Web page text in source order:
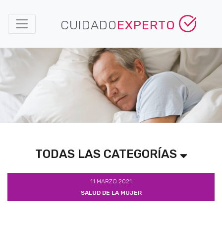
CUIDADOEXPERTO
TODAS LAS CATEGORÍAS
11 MARZO 2021
SALUD DE LA MUJER